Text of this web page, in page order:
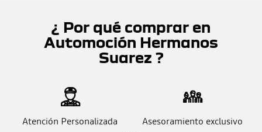
¿ Por qué comprar en
Automoción Hermanos
Suarez ?
Atención Personalizada Asesoramiento exclusivo